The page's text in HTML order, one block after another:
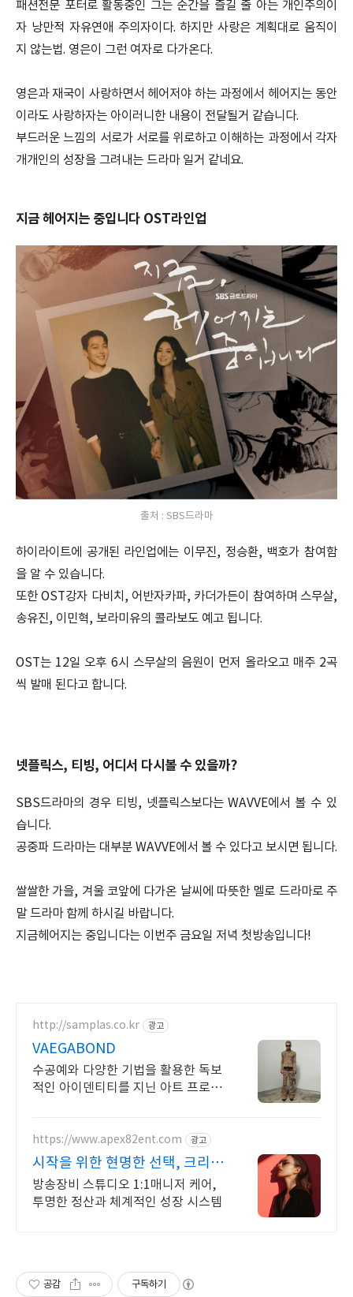
패션전문 포터로 활동중인 그는 순간을 즐길 줄 아는 개인주의이
자 낭만적 자유연애 주의자이다. 하지만 사랑은 계획대로 움직이
지 않는법. 영은이 그런 여자로 다가온다.
영은과 재국이 사랑하면서 헤어저야 하는 과정에서 헤어지는 동안
이라도 사랑하자는 아이러니한 내용이 전달될거 같습니다.
부드러운 느낌의 서로가 서로를 위로하고 이해하는 과정에서 각자
개개인의 성장을 그려내는 드라마 일거 같네요.
지금 헤어지는 중입니다 OST라인업
출처 : SBS드라마
하이라이트에 공개된 라인업에는 이무진, 정승환, 백호가 참여함
을 알 수 있습니다.
또한 OST강자 다비치, 어반자카파, 카더가든이 참여하며 스무살,
송유진, 이민혁, 보라미유의 콜라보도 예고 됩니다.
OST는 12일 오후 6시 스무살의 음원이 먼저 올라오고 매주 2곡
씩 발매 된다고 합니다.
넷플릭스, 티빙, 어디서 다시볼 수 있을까?
SBS드라마의 경우 티빙, 넷플릭스보다는 WAVVE에서 볼 수 있
습니다.
공중파 드라마는 대부분 WAVVE에서 볼 수 있다고 보시면 됩니다.
쌀쌀한 가을, 겨울 코앞에 다가온 날씨에 따뜻한 멜로 드라마로 주
말 드라마 함께 하시길 바랍니다.
지금헤어지는 중입니다는 이번주 금요일 저녁 첫방송입니다!
http://samplas.co.kr 광고
VAEGABOND
수공예와 다양한 기법을 활용한 독보
적인 아이덴티티를 지닌 아트 프로젝
https://www.apex82ent.com 광고
시작을 위한 현명한 선택, 크리에
이터, BJ 상시 모집
방송장비 스튜디오 1:1매니저 케어,
투명한 정산과 체계적인 성장 시스템
공감 구독하기